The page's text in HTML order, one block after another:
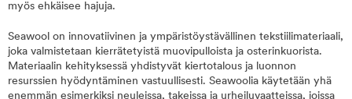
myös ehkäisee hajuja.
Seawool on innovatiivinen ja ympäristöystävällinen tekstiilimateriaali,
joka valmistetaan kierrätetyistä muovipulloista ja osterinkuorista.
Materiaalin kehityksessä yhdistyvät kiertotalous ja luonnon
resurssien hyödyntäminen vastuullisesti. Seawoolia käytetään yhä
enemmän esimerkiksi neuleissa, takeissa ja urheiluvaatteissa, joissa